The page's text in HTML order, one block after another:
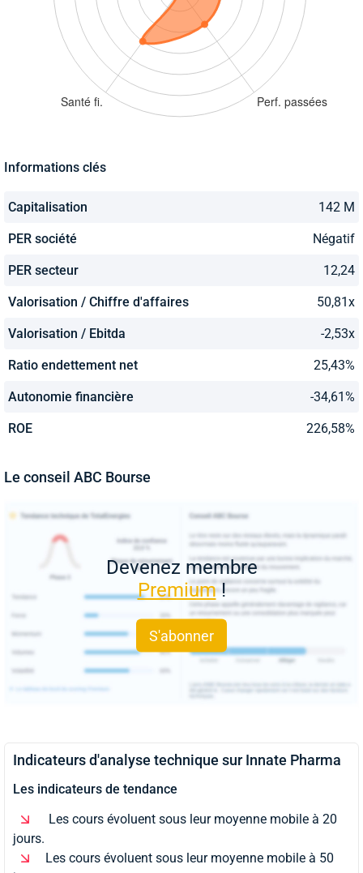
Informations clés
Capitalisation 142 M
PER société Négatif
PER secteur 12,24
Valorisation / Chiffre d'affaires 50,81x
Valorisation / Ebitda -2,53x
Ratio endettement net 25,43%
Autonomie financière -34,61%
ROE 226,58%
Le conseil ABC Bourse
Devenez membre
Premium!
S'abonner
Indicateurs d'analyse technique sur Innate Pharma
Les indicateurs de tendance
Les cours évoluent sous leur moyenne mobile à 20
jours.
Les cours évoluent sous leur moyenne mobile à 50